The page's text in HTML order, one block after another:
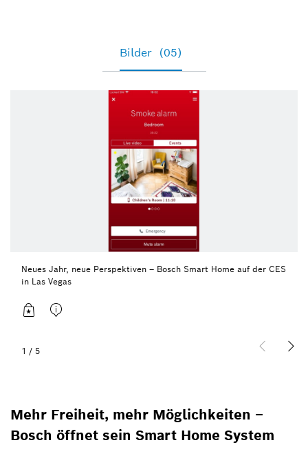
Bilder (05)
Neues Jahr, neue Perspektiven – Bosch Smart Home auf der CES
in Las Vegas
1 / 5
Mehr Freiheit, mehr Möglichkeiten –
Bosch öffnet sein Smart Home System